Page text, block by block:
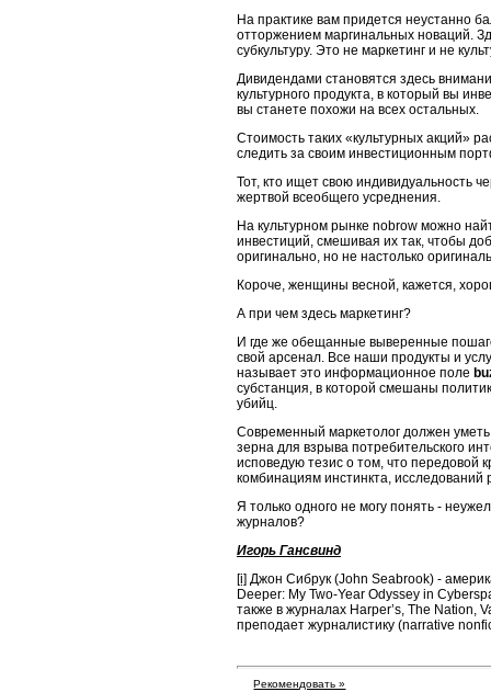
На практике вам придется неустанно
отторжением маргинальных новаций.
субкультуру. Это не маркетинг и не
Дивидендами становятся здесь
культурного продукта, в который вы
вы станете похожи на всех остальных.
Стоимость таких «культурных акций»
следить за своим инвестиционным
Тот, кто ищет свою индивидуальность
жертвой всеобщего усреднения.
На культурном рынке nobrow можно
инвестиций, смешивая их так, чтобы
оригинально, но не настолько
Короче, женщины весной, кажется,
А при чем здесь маркетинг?
И где же обещанные выверенные
свой арсенал. Все наши продукты и
называет это информационное поле
субстанция, в которой смешаны
убийц.
Современный маркетолог должен
зерна для взрыва потребительского
исповедую тезис о том, что передовой
комбинациям инстинкта, исследований
Я только одного не могу понять -
журналов?
Игорь Гансвинд
[i] Джон Сибрук (John Seabrook) -
Deeper: My Two-Year Odyssey in
также в журналах Harper’s, The Nation,
преподает журналистику (narrative
Рекомендовать »